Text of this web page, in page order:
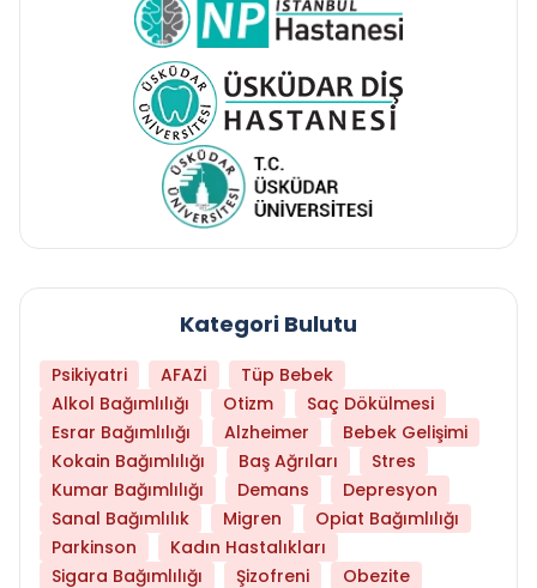
Kategori Bulutu
Psikiyatri AFAZİ
Tüp Bebek
Alkol Bağımlılığı
Otizm
Saç Dökülmesi
Esrar Bağımlılığı
Alzheimer
Bebek Gelişimi
Kokain Bağımlılığı
Baş Ağrıları
Stres
Kumar Bağımlılığı
Demans
Depresyon
Sanal Bağımlılık
Migren
Opiat Bağımlılığı
Parkinson
Kadın Hastalıkları
Sigara Bağımlılığı
Şizofreni Obezite